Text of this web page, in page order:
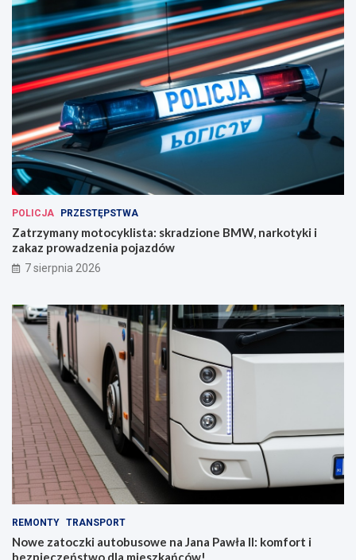
POLICJA PRZESTĘPSTWA
Zatrzymany motocyklista: skradzione BMW, narkotyki i
zakaz prowadzenia pojazdów
7 sierpnia 2026
REMONTY TRANSPORT
Nowe zatoczki autobusowe na Jana Pawła II: komfort i
bezpieczeństwo dla mieszkańców!